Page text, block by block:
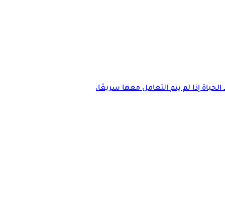
إذا لم يتم التعامل معها سريعًا،